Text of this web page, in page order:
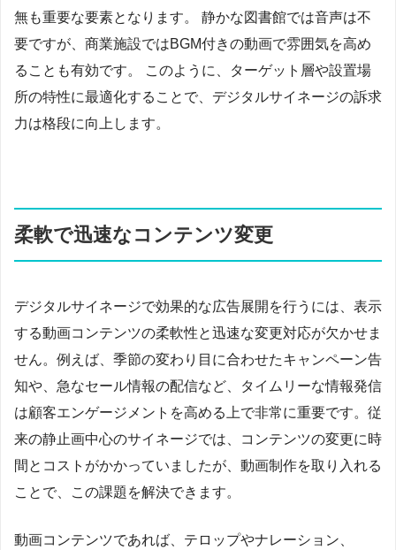
無も重要な要素となります。 静かな図書館では音声は不
要ですが、商業施設ではBGM付きの動画で雰囲気を高め
ることも有効です。 このように、ターゲット層や設置場
所の特性に最適化することで、デジタルサイネージの訴求
力は格段に向上します。
柔軟で迅速なコンテンツ変更
デジタルサイネージで効果的な広告展開を行うには、表示
する動画コンテンツの柔軟性と迅速な変更対応が欠かせま
せん。例えば、季節の変わり目に合わせたキャンペーン告
知や、急なセール情報の配信など、タイムリーな情報発信
は顧客エンゲージメントを高める上で非常に重要です。従
来の静止画中心のサイネージでは、コンテンツの変更に時
間とコストがかかっていましたが、動画制作を取り入れる
ことで、この課題を解決できます。
動画コンテンツであれば、テロップやナレーション、